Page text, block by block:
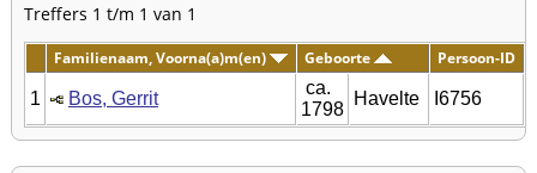
Treffers 1 t/m 1 van 1
Familienaam, Voorna(a)m(en) Geboorte
Persoon-ID
1
Bos, Gerrit
ca.
1798
Havelte I6756